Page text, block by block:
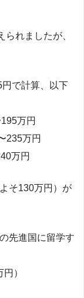
れましたが、
で計算、以下
万円
235万円
万円
そ130万円）が
先進国に留学す
）